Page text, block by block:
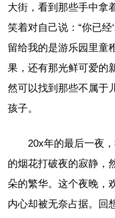
大街，看到那些手中拿
笑着对自己说：“你已经
留给我的是游乐园里童
果，还有那光鲜可爱
然可以找到那些不属于
孩子。
20x年的最后一夜
的烟花打破夜的寂静，
朵的繁华。这个夜晚，
内心却被无奈占据。回